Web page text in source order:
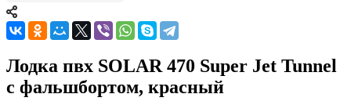
Лодка пвх SOLAR 470 Super Jet Tunnel
с фальшбортом, красный